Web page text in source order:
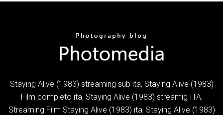
Staying Alive (1983) streaming sub ita, Staying Alive (1983)
Film completo ita, Staying Alive (1983) streamig ITA,
Streaming Film Staying Alive (1983) ita, Staying Alive (1983)